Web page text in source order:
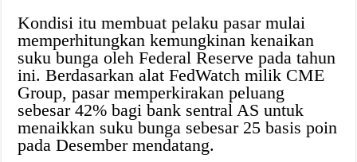
Kondisi itu membuat pelaku pasar mulai
memperhitungkan kemungkinan kenaikan
suku bunga oleh Federal Reserve pada tahun
ini. Berdasarkan alat FedWatch milik CME
Group, pasar memperkirakan peluang
sebesar 42% bagi bank sentral AS untuk
menaikkan suku bunga sebesar 25 basis poin
pada Desember mendatang.